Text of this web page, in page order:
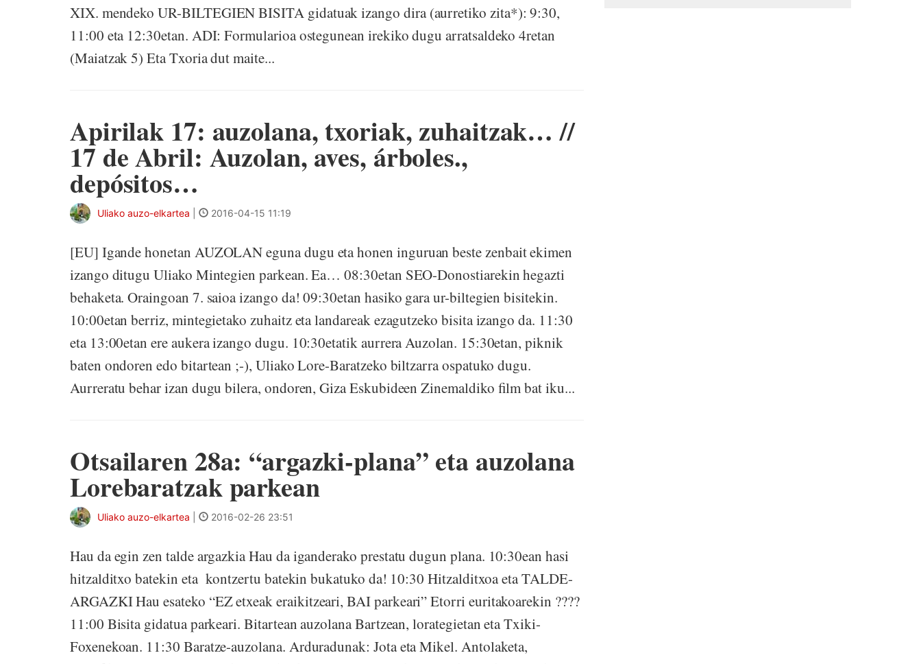
XIX. mendeko UR-BILTEGIEN BISITA gidatuak izango dira (aurretiko zita*): 9:30,
11:00 eta 12:30etan. ADI: Formularioa ostegunean irekiko dugu arratsaldeko 4retan
(Maiatzak 5) Eta Txoria dut maite...
Apirilak 17: auzolana, txoriak, zuhaitzak… //
17 de Abril: Auzolan, aves, árboles.,
depósitos…
Uliako auzo-elkartea 2016-04-15 11:19
[EU] Igande honetan AUZOLAN eguna dugu eta honen inguruan beste zenbait ekimen
izango ditugu Uliako Mintegien parkean. Ea… 08:30etan SEO-Donostiarekin hegazti
behaketa. Oraingoan 7. saioa izango da! 09:30etan hasiko gara ur-biltegien bisitekin.
10:00etan berriz, mintegietako zuhaitz eta landareak ezagutzeko bisita izango da. 11:30
eta 13:00etan ere aukera izango dugu. 10:30etatik aurrera Auzolan. 15:30etan, piknik
baten ondoren edo bitartean ;-), Uliako Lore-Baratzeko biltzarra ospatuko dugu.
Aurreratu behar izan dugu bilera, ondoren, Giza Eskubideen Zinemaldiko film bat iku...
Otsailaren 28a: “argazki-plana” eta auzolana
Lorebaratzak parkean
Uliako auzo-elkartea 2016-02-26 23:51
Hau da egin zen talde argazkia Hau da iganderako prestatu dugun plana. 10:30ean hasi
hitzalditxo batekin eta kontzertu batekin bukatuko da! 10:30 Hitzalditxoa eta TALDE-
ARGAZKI Hau esateko “EZ etxeak eraikitzeari, BAI parkeari” Etorri euritakoarekin ????
11:00 Bisita gidatua parkeari. Bitartean auzolana Bartzean, lorategietan eta Txiki-
Foxenekoan. 11:30 Baratze-auzolana. Arduradunak: Jota eta Mikel. Antolaketa,